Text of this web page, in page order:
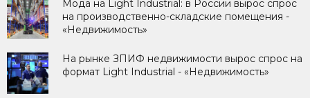
Мода на Light Industrial: в России вырос спрос
на производственно-складские помещения -
«Недвижимость»
На рынке ЗПИФ недвижимости вырос спрос на
формат Light Industrial - «Недвижимость»